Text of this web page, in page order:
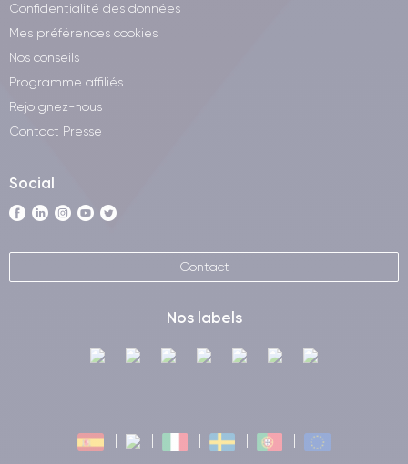
Confidentialité des données
Mes préférences cookies
Nos conseils
Programme affiliés
Rejoignez-nous
Contact Presse
Social
Contact
Nos labels